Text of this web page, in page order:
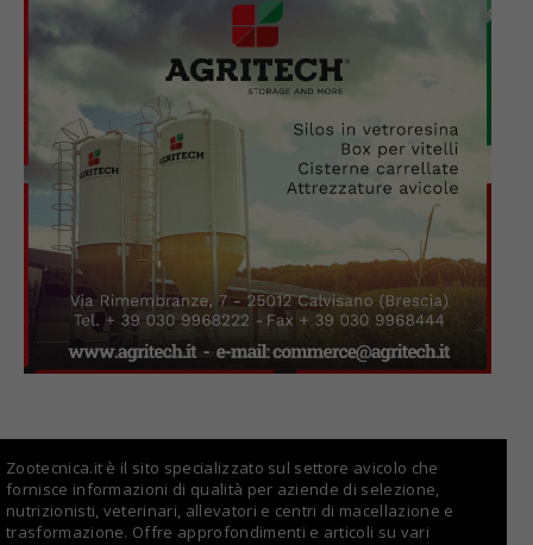
Zootecnica.it è il sito specializzato sul settore avicolo che
fornisce informazioni di qualità per aziende di selezione,
nutrizionisti, veterinari, allevatori e centri di macellazione e
trasformazione. Offre approfondimenti e articoli su vari